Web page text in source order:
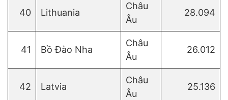
40 Lithuania
Châu
Âu
28.094
41 Bồ Đào Nha
Châu
Âu
26.012
42 Latvia
Châu
Âu
25.136